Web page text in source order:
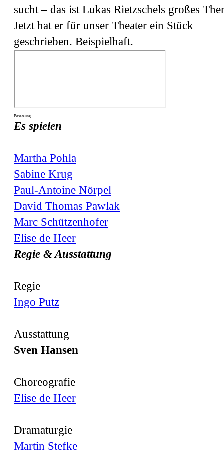
sucht – das ist Lukas Rietzschels großes
Jetzt hat er für unser Theater ein Stück
geschrieben. Beispielhaft.‎
Besetzung
Es spielen
Martha Pohla
Sabine Krug
Paul-Antoine Nörpel
David Thomas Pawlak
Marc Schützenhofer
Elise de Heer
Regie & Ausstattung
Regie
Ingo Putz
Ausstattung
Sven Hansen
Choreografie
Elise de Heer
Dramaturgie
Martin Stefke